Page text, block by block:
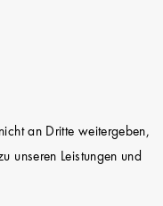
an Dritte weitergeben,
unseren Leistungen und